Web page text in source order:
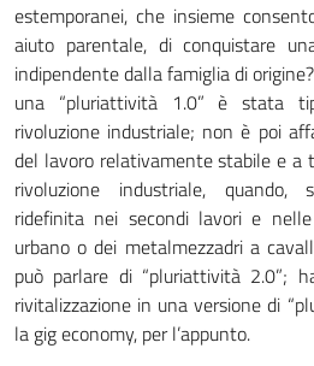
estemporanei, che insieme
aiuto parentale, di conquistare
indipendente dalla famiglia di
una “pluriattività 1.0” è stata
rivoluzione industriale; non è poi
del lavoro relativamente stabile e a
rivoluzione industriale, quando,
ridefinita nei secondi lavori e
urbano o dei metalmezzadri a
può parlare di “pluriattività 2.0”;
rivitalizzazione in una versione di
la gig economy, per l’appunto.